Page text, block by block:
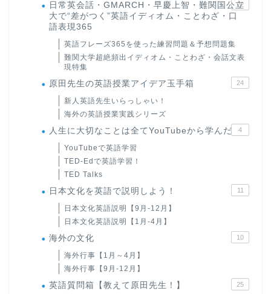
日常英会話・GMARCH・早慶上智・難関国公立
大で“差がつく”英語イディオム・ことわざ・口
語表現365
22
英語フレーズ365を使った練習問題＆予想問題集
難関大学超絶頻出イディオム・ことわざ・会話文表
現特集
原田先生の英語授業アイデア玉手箱 24
新人英語先生いらっしゃい！
海外の英語授業実践シリーズ
人生に大切なことは全てYouTubeから学んだ 4
YouTubeで英語学習
TED-Edで英語学習！
TED Talks
日本文化を英語で説明しよう！ 11
日本文化英語説明【9月-12月】
日本文化英語説明【1月-4月】
海外の文化 10
海外行事【1月～4月】
海外行事【9月-12月】
英語質問箱【教えて原田先生！】 25